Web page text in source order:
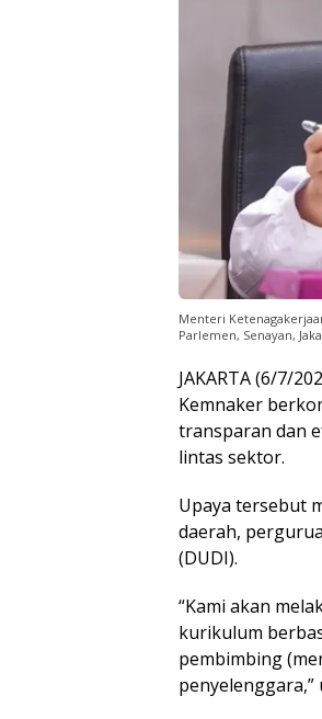
Menteri
Parlemen, Senayan,
JAKARTA (6/7/
Kemnaker
transparan dan
lintas sektor.
Upaya tersebut
daerah,
(DUDI).
“Kami akan
kurikulum
pembimbing